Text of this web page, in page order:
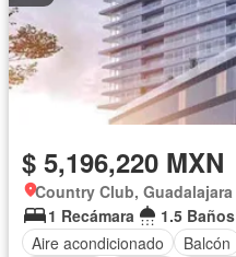
$ 5,196,220 MXN
Country Club, Guadalajara
1 Recámara
1.5 Baños
Aire acondicionado
Balcón